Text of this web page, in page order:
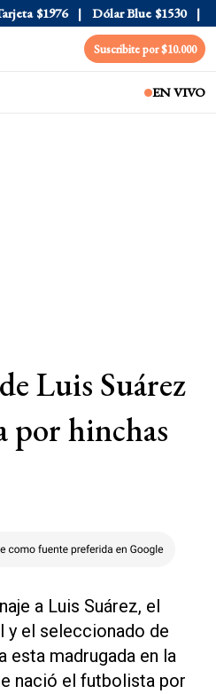
$1976 Dólar Blue $1530
Suscribite por $10.000
EN VIVO
Luis Suárez
por hinchas
a Luis Suárez, el
y el seleccionado de
esta madrugada en la
nació el futbolista por